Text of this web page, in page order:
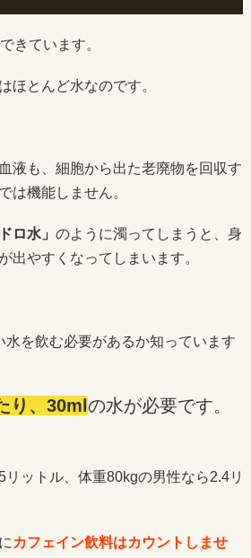
きています。
ほとんど水なのです。
液も、細胞から出た老廃物を回収す
は機能しません。
ロ水」 のように濁ってしまうと、身
出やすくなってしまいます。
水を飲む必要があるか知っています
り、30ml の水が必要です。
ットル、体重80kgの男性なら2.4リ
カフェイン飲料はカウントしませ